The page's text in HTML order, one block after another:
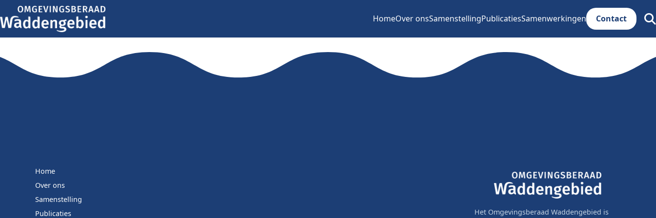
HomeOver onsSamenstellingPublicatiesSamenwerkingen Contact
Home
Over ons
Samenstelling
Publicaties
Het Omgevingsberaad Waddengebied is